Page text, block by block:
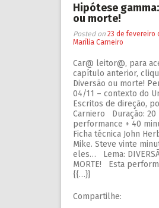
Hipótese
ou morte!
Posted on 23 de fevereiro
Marília Carneiro
Car@ leitor@, para
capítulo anterior,
Diversão ou morte!
04/11 – contexto do
Escritos de direção,
Carniero Duração: 20
performance + 40
Ficha técnica John
Mike. Steve vinte
eles… Lema:
MORTE! Esta
{{…}}
Compartilhe: